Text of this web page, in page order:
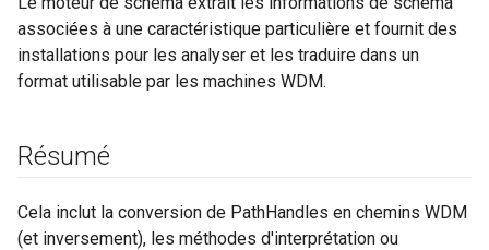
associées à une caractéristique particulière et fournit des
installations pour les analyser et les traduire dans un
format utilisable par les machines WDM.
Résumé
Cela inclut la conversion de PathHandles en chemins WDM
(et inversement), les méthodes d'interprétation ou